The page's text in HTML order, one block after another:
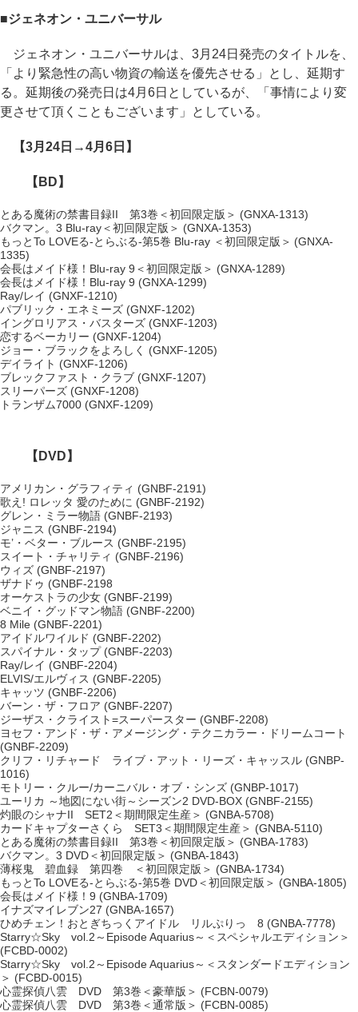
■ジェネオン・ユニバーサル
ジェネオン・ユニバーサルは、3月24日発売のタイトルを、
「より緊急性の高い物資の輸送を優先させる」とし、延期す
る。延期後の発売日は4月6日としているが、「事情により変
更させて頂くこともございます」としている。
【3月24日→4月6日】
【BD】
とある魔術の禁書目録II 第3巻＜初回限定版＞ (GNXA-1313)
バクマン。3 Blu-ray＜初回限定版＞ (GNXA-1353)
もっとTo LOVEる-とらぶる-第5巻 Blu-ray ＜初回限定版＞ (GNXA-
1335)
会長はメイド様！Blu-ray 9＜初回限定版＞ (GNXA-1289)
会長はメイド様！Blu-ray 9 (GNXA-1299)
Ray/レイ (GNXF-1210)
パブリック・エネミーズ (GNXF-1202)
イングロリアス・バスターズ (GNXF-1203)
恋するベーカリー (GNXF-1204)
ジョー・ブラックをよろしく (GNXF-1205)
デイライト (GNXF-1206)
ブレックファスト・クラブ (GNXF-1207)
スリーパーズ (GNXF-1208)
トランザム7000 (GNXF-1209)
【DVD】
アメリカン・グラフィティ (GNBF-2191)
歌え! ロレッタ 愛のために (GNBF-2192)
グレン・ミラー物語 (GNBF-2193)
ジャニス (GNBF-2194)
モ’・ベター・ブルース (GNBF-2195)
スイート・チャリティ (GNBF-2196)
ウィズ (GNBF-2197)
ザナドゥ (GNBF-2198
オーケストラの少女 (GNBF-2199)
ベニイ・グッドマン物語 (GNBF-2200)
8 Mile (GNBF-2201)
アイドルワイルド (GNBF-2202)
スパイナル・タップ (GNBF-2203)
Ray/レイ (GNBF-2204)
ELVIS/エルヴィス (GNBF-2205)
キャッツ (GNBF-2206)
バーン・ザ・フロア (GNBF-2207)
ジーザス・クライスト=スーパースター (GNBF-2208)
ヨセフ・アンド・ザ・アメージング・テクニカラー・ドリームコート
(GNBF-2209)
クリフ・リチャード ライブ・アット・リーズ・キャッスル (GNBP-
1016)
モトリー・クルー/カーニバル・オブ・シンズ (GNBP-1017)
ユーリカ ～地図にない街～シーズン2 DVD-BOX (GNBF-2155)
灼眼のシャナII SET2＜期間限定生産＞ (GNBA-5708)
カードキャプターさくら SET3＜期間限定生産＞ (GNBA-5110)
とある魔術の禁書目録II 第3巻＜初回限定版＞ (GNBA-1783)
バクマン。3 DVD＜初回限定版＞ (GNBA-1843)
薄桜鬼 碧血録 第四巻 ＜初回限定版＞ (GNBA-1734)
もっとTo LOVEる-とらぶる-第5巻 DVD＜初回限定版＞ (GNBA-1805)
会長はメイド様！9 (GNBA-1709)
イナズマイレブン27 (GNBA-1657)
ひめチェン！おとぎちっくアイドル リルぷりっ 8 (GNBA-7778)
Starry☆Sky vol.2～Episode Aquarius～＜スペシャルエディション＞
(FCBD-0002)
Starry☆Sky vol.2～Episode Aquarius～＜スタンダードエディション
＞ (FCBD-0015)
心霊探偵八雲 DVD 第3巻＜豪華版＞ (FCBN-0079)
心霊探偵八雲 DVD 第3巻＜通常版＞ (FCBN-0085)